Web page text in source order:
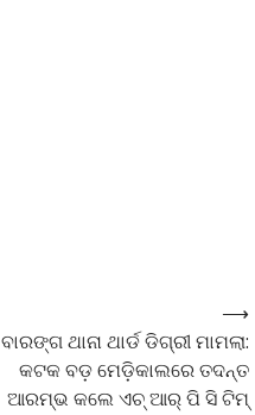
ବାରଙ୍ଗ ଥାନା ଥାର୍ଡ ଡିଗ୍ରୀ ମାମଲା:
କଟକ ବଡ଼ ମେଡ଼ିକାଲରେ ତଦନ୍ତ
ଆରମ୍ଭ କଲେ ଏଚ୍ ଆର୍ ପି ସି ଟିମ୍
⟶